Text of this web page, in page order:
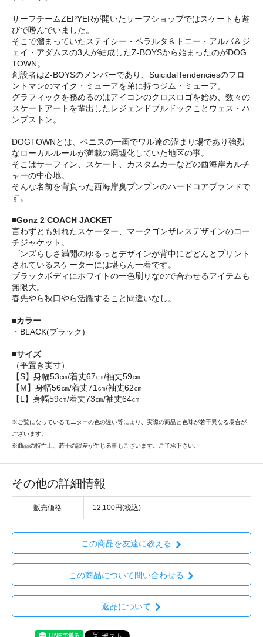
サーフチームZEPYERが開いたサーフショップではスケートも遊
びで嗜んでいました。
そこで溜まっていたステイシー・ペラルタ＆トニー・アルバ＆ジ
ェイ・アダムスの3人が結成したZ-BOYSから始まったのがDOG
TOWN。
創設者はZ-BOYSのメンバーであり、SuicidalTendenciesのフロ
ントマンのマイク・ミューアを弟に持つジム・ミューア。
グラフィックを務めるのはアイコンのクロスロゴを始め、数々の
スケートアートを輩出したレジェンドブルドックことウェス・ハ
ンプストン。
DOGTOWNとは、ベニスの一画でワル達の溜まり場であり強烈
なローカルルールが満載の廃墟化していた地区の事。
そこはサーフィン、スケート、カスタムカーなどの西海岸カルチ
ャーの中心地。
そんな名前を背負った西海岸臭プンプンのハードコアブランドで
す。
■Gonz 2 COACH JACKET
言わずとも知れたスケーター、マークゴンザレスデザインのコー
チジャケット。
ゴンズらしさ満開のゆるっとデザインが背中にどどんとプリント
されているスケーターには堪らん一着です。
ブラックボディにホワイトの一色刷りなので合わせるアイテムも
無限大。
春先やら秋口やら活躍すること間違いなし。
■カラー
・BLACK(ブラック)
■サイズ
（平置き実寸）
【S】身幅53㎝/着丈67㎝/袖丈59㎝
【M】身幅56㎝/着丈71㎝/袖丈62㎝
【L】身幅59㎝/着丈73㎝/袖丈64㎝
※ご覧になっているモニターの色の違い等により、実際の商品と色味が若干異なる場合が
ございます。
※商品の特性上、若干の誤差が生じる事もございます。ご了承下さい。
その他の詳細情報
販売価格 12,100円(税込)
この商品を友達に教える
この商品について問い合わせる
返品について